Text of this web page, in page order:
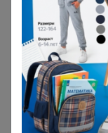
Чтобы
Войти